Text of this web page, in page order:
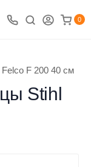
0
F 200 40 см
Stihl